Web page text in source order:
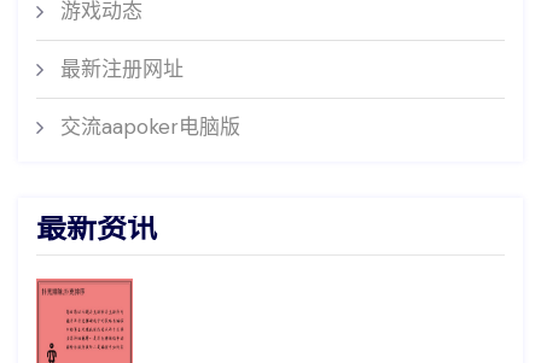
游戏动态
最新注册网址
交流aapoker电脑版
最新资讯